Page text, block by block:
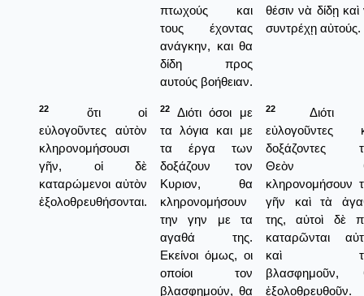
πτωχούς και
τους έχοντας
ανάγκην, και θα
δίδη προς
αυτούς βοήθειαν.
θέσιν νὰ δίδῃ καὶ
συντρέχῃ αὐτούς.
22
ὅτι οἱ
εὐλογοῦντες αὐτὸν
κληρονομήσουσι
γῆν, οἱ δὲ
καταρώμενοι αὐτὸν
ἐξολοθρευθήσονται.
22
Διότι όσοι με
τα λόγια και με
τα έργα των
δοξάζουν τον
Κυριον, θα
κληρονομήσουν
την γην με τα
αγαθά της.
Εκείνοι όμως, οι
οποίοι τον
βλασφημούν, θα
22
Διότι
εὐλογοῦντες
δοξάζοντες
Θεὸν
κληρονομήσουν
γῆν καὶ τὰ
της, αὐτοὶ δὲ
καταρῶνται
καὶ
βλασφημοῦν,
ἐξολοθρευθοῦν.